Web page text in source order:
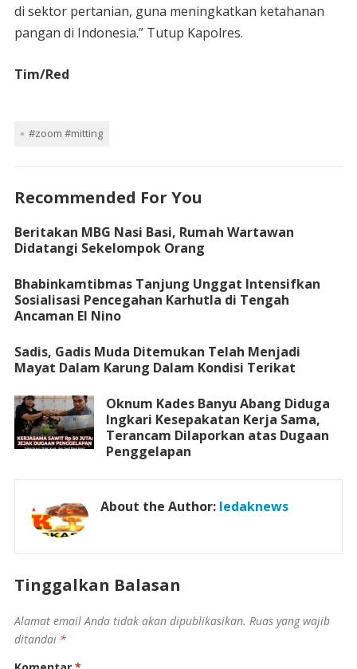
di sektor pertanian, guna meningkatkan ketahanan
pangan di Indonesia.” Tutup Kapolres.
Tim/Red
#zoom #mitting
Recommended For You
Beritakan MBG Nasi Basi, Rumah Wartawan
Didatangi Sekelompok Orang
Bhabinkamtibmas Tanjung Unggat Intensifkan
Sosialisasi Pencegahan Karhutla di Tengah
Ancaman El Nino
Sadis, Gadis Muda Ditemukan Telah Menjadi
Mayat Dalam Karung Dalam Kondisi Terikat
Oknum Kades Banyu Abang Diduga
Ingkari Kesepakatan Kerja Sama,
Terancam Dilaporkan atas Dugaan
Penggelapan
About the Author: ledaknews
Tinggalkan Balasan
Alamat email Anda tidak akan dipublikasikan. Ruas yang wajib
ditandai *